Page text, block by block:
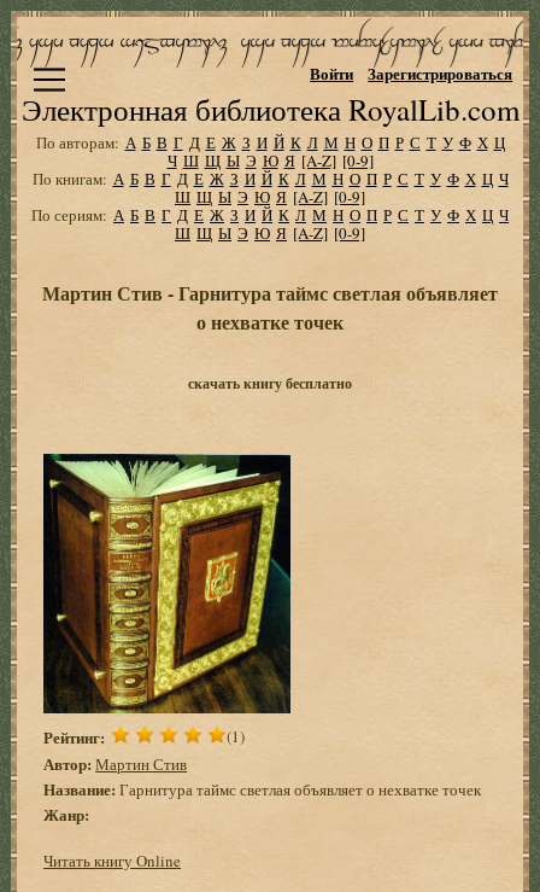
Электронная библиотека RoyalLib.com
Войти Зарегистрироваться
По авторам: А Б В Г Д Е Ж З И Й К Л М Н О П Р С Т У Ф Х Ц
Ч Ш Щ Ы Э Ю Я [A-Z] [0-9]
По книгам: А Б В Г Д Е Ж З И Й К Л М Н О П Р С Т У Ф Х Ц Ч
Ш Щ Ы Э Ю Я [A-Z] [0-9]
По сериям: А Б В Г Д Е Ж З И Й К Л М Н О П Р С Т У Ф Х Ц Ч
Ш Щ Ы Э Ю Я [A-Z] [0-9]
Мартин Стив - Гарнитура таймс светлая объявляет
о нехватке точек
скачать книгу бесплатно
Рейтинг: (1)
Автор: Мартин Стив
Название: Гарнитура таймс светлая объявляет о нехватке точек
Жанр:
Читать книгу Online